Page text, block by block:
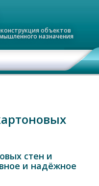
объектов
назначения
стен и
и надёжное